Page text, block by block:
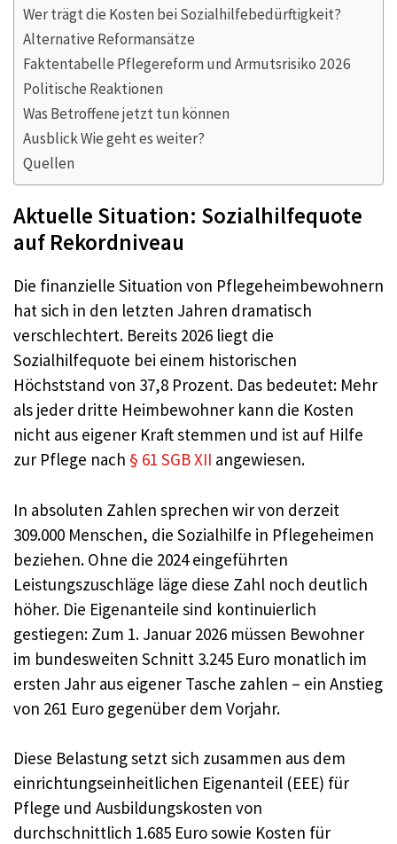
Wer trägt die Kosten bei Sozialhilfebedürftigkeit?
Alternative Reformansätze
Faktentabelle Pflegereform und Armutsrisiko 2026
Politische Reaktionen
Was Betroffene jetzt tun können
Ausblick Wie geht es weiter?
Quellen
Aktuelle Situation: Sozialhilfequote
auf Rekordniveau
Die finanzielle Situation von Pflegeheimbewohnern
hat sich in den letzten Jahren dramatisch
verschlechtert. Bereits 2026 liegt die
Sozialhilfequote bei einem historischen
Höchststand von 37,8 Prozent. Das bedeutet: Mehr
als jeder dritte Heimbewohner kann die Kosten
nicht aus eigener Kraft stemmen und ist auf Hilfe
zur Pflege nach § 61 SGB XII angewiesen.
In absoluten Zahlen sprechen wir von derzeit
309.000 Menschen, die Sozialhilfe in Pflegeheimen
beziehen. Ohne die 2024 eingeführten
Leistungszuschläge läge diese Zahl noch deutlich
höher. Die Eigenanteile sind kontinuierlich
gestiegen: Zum 1. Januar 2026 müssen Bewohner
im bundesweiten Schnitt 3.245 Euro monatlich im
ersten Jahr aus eigener Tasche zahlen – ein Anstieg
von 261 Euro gegenüber dem Vorjahr.
Diese Belastung setzt sich zusammen aus dem
einrichtungseinheitlichen Eigenanteil (EEE) für
Pflege und Ausbildungskosten von
durchschnittlich 1.685 Euro sowie Kosten für